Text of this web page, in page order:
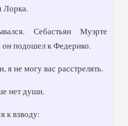
Лорка.
Себастьян Муэрте
подошел к Федерико.
не могу вас расстрелять.
нет души.
к взводу: